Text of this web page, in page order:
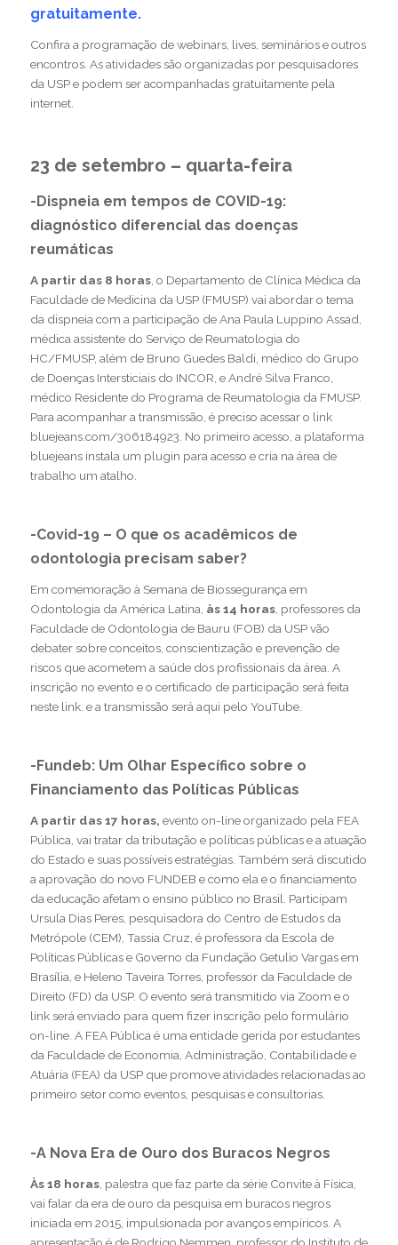
gratuitamente.
Confira a programação de webinars, lives, seminários e outros
encontros. As atividades são organizadas por pesquisadores
da USP e podem ser acompanhadas gratuitamente pela
internet.
23 de setembro – quarta-feira
-Dispneia em tempos de COVID-19:
diagnóstico diferencial das doenças
reumáticas
A partir das 8 horas, o Departamento de Clínica Médica da
Faculdade de Medicina da USP (FMUSP) vai abordar o tema
da dispneia com a participação de Ana Paula Luppino Assad,
médica assistente do Serviço de Reumatologia do
HC/FMUSP, além de Bruno Guedes Baldi, médico do Grupo
de Doenças Intersticiais do INCOR, e André Silva Franco,
médico Residente do Programa de Reumatologia da FMUSP.
Para acompanhar a transmissão, é preciso acessar o link
bluejeans.com/306184923 . No primeiro acesso, a plataforma
bluejeans instala um plugin para acesso e cria na área de
trabalho um atalho.
-Covid-19 – O que os acadêmicos de
odontologia precisam saber?
Em comemoração à Semana de Biossegurança em
Odontologia da América Latina, às 14 horas, professores da
Faculdade de Odontologia de Bauru (FOB) da USP vão
debater sobre conceitos, conscientização e prevenção de
riscos que acometem a saúde dos profissionais da área. A
inscrição no evento e o certificado de participação será feita
neste link. e a transmissão será aqui pelo YouTube.
-Fundeb: Um Olhar Específico sobre o
Financiamento das Políticas Públicas
A partir das 17 horas, evento on-line organizado pela FEA
Pública, vai tratar da tributação e políticas públicas e a atuação
do Estado e suas possíveis estratégias. Também será discutido
a aprovação do novo FUNDEB e como ela e o financiamento
da educação afetam o ensino público no Brasil. Participam
Ursula Dias Peres, pesquisadora do Centro de Estudos da
Metrópole (CEM), Tassia Cruz, é professora da Escola de
Políticas Públicas e Governo da Fundação Getulio Vargas em
Brasília, e Heleno Taveira Torres, professor da Faculdade de
Direito (FD) da USP. O evento será transmitido via Zoom e o
link será enviado para quem fizer inscrição pelo formulário
on-line. A FEA Pública é uma entidade gerida por estudantes
da Faculdade de Economia, Administração, Contabilidade e
Atuária (FEA) da USP que promove atividades relacionadas ao
primeiro setor como eventos, pesquisas e consultorias.
-A Nova Era de Ouro dos Buracos Negros
Às 18 horas, palestra que faz parte da série Convite à Física,
vai falar da era de ouro da pesquisa em buracos negros
iniciada em 2015, impulsionada por avanços empíricos. A